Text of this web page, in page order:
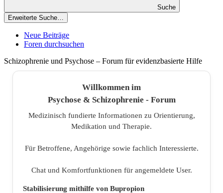
Suche
Erweiterte Suche…
Neue Beiträge
Foren durchsuchen
Schizophrenie und Psychose – Forum für evidenzbasierte Hilfe
Willkommen im
Psychose & Schizophrenie - Forum
Medizinisch fundierte Informationen zu Orientierung,
Medikation und Therapie.
Für Betroffene, Angehörige sowie fachlich Interessierte.
Chat und Komfortfunktionen für angemeldete User.
Stabilisierung mithilfe von Bupropion